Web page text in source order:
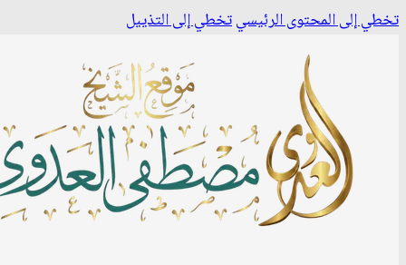
تخطي إلى المحتوى الرئيسيتخطي إلى التذييل